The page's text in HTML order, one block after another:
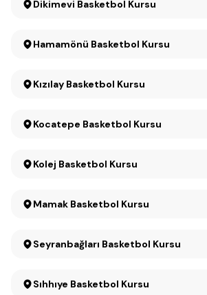
Dikimevi Basketbol Kursu
Hamamönü Basketbol Kursu
Kızılay Basketbol Kursu
Kocatepe Basketbol Kursu
Kolej Basketbol Kursu
Mamak Basketbol Kursu
Seyranbağları Basketbol Kursu
Sıhhıye Basketbol Kursu